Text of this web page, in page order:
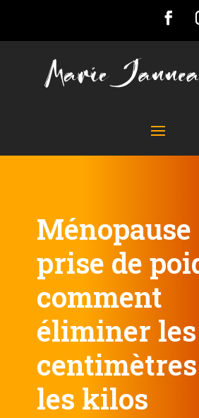
Ménopause
prise de
comment
éliminer les
les kilos